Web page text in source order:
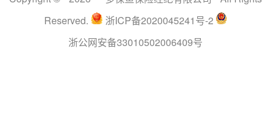
Reserved.
浙ICP备2020045241号-2
浙公网安备33010502006409号